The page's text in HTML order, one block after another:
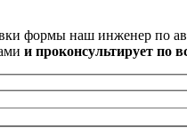
формы наш инженер по
и проконсультирует по